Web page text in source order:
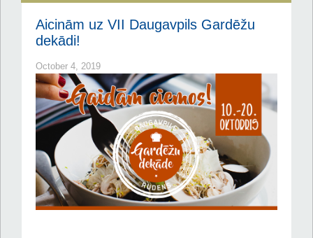
Aicinām uz VII Daugavpils Gardēžu
dekādi!
October 4, 2019